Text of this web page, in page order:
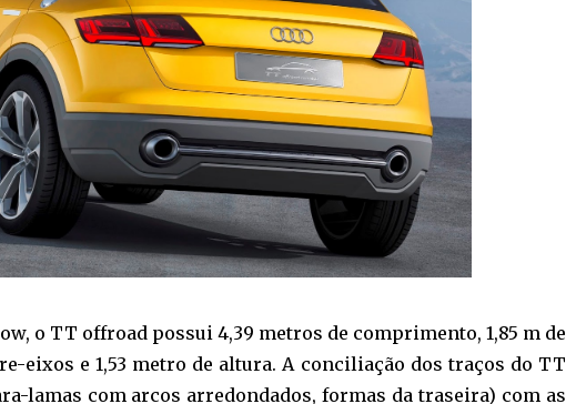
o TT offroad possui 4,39 metros de comprimento, 1,85 m de
eixos e 1,53 metro de altura. A conciliação dos traços do TT
lamas com arcos arredondados, formas da traseira) com as